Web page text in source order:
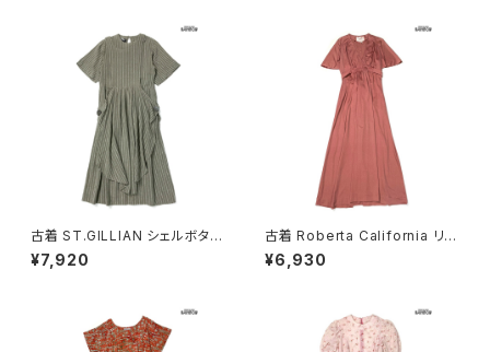
古着 ST.GILLIAN シェルボタン
ストライプ柄 コットン ロング丈
半袖 ワンピース グレー カーキ
¥7,920
古着 Roberta California リボ
ン 無地 ロング丈 半袖 ワンピー
ス ピンク (otu2604148)
¥6,930